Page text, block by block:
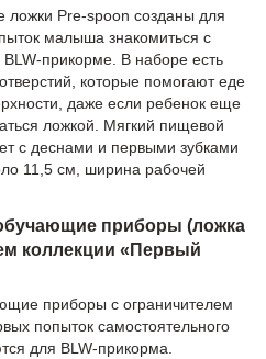
ложки Pre-spoon созданы для
малыша знакомиться с
прикорме. В наборе есть
которые помогают еде
даже если ребенок еще
ложкой. Мягкий пищевой
с деснами и первыми зубками
11,5 см, ширина рабочей
приборы (ложка
коллекции «Первый
приборы с ограничителем
попыток самостоятельного
для BLW-прикорма.